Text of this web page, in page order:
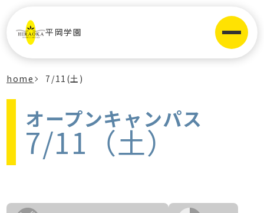
平岡学園
home 7/11(土)
オープンキャンパス
7/11（土）